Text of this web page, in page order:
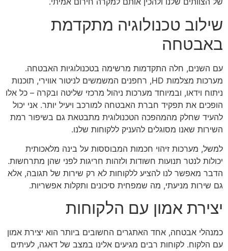
שילוב טכנולוגיה מתקדמת
באבטחה
עם השנים, חלה התקדמות מרשימה בטכנולוגיות האבטחה.
מערכות מצלמות HD, רחפנים המשמשים לניטור אווירי, תוכנות
ניתוח וידאו, ובמיוחד מערכות ניהול מרכזי שליטה ובקרה – כל אלו
הופכים את תפקיד חברת האבטחה למורכב ויעיל יותר. אני יכול
להעיד שחלק מהמהפכה הטכנולוגית מתבטאת גם בשיפור רמת
השירות שאנו מסוגלים להעניק ללקוחות שלנו.
למשל, מערכות זיהוי חכמות המבוססות על בינה מלאכותית
יכולות לנטר תנועות חשודות ולזהות חריגות לפני שהן מתרחשות.
הדבר מאפשר לנו להציע ללקוחות לא רק שירות של תגובה, אלא
גם שירות מניעתי, מה שמפחית סיכונים ותקלות אפשריות.
יצירת אמון עם הלקוחות
כמנהלי אבטחה, אחד האתגרים החשובים ביותר הוא יצירת אמון
עם הלקוח. לקוחות רבים מגיעים אלינו במצב של דאגה, לעיתים